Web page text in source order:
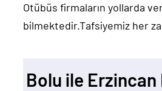
Otübüs firmaların yollarda
bilmektedir.Tafsiyemiz her
Bolu ile Erzincan